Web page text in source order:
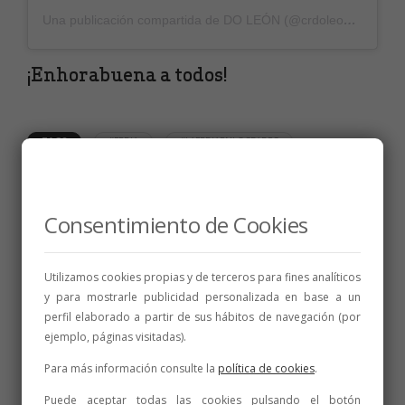
¡Enhorabuena a todos!
TAGS #FERIA
#LAFERIAENLOSBARES
NOTICIAS,
Una medalla de oro y cinco de plata para los
Vindouro de 2020
Consentimiento de Cookies
Utilizamos cookies propias y de terceros para fines analíticos
y para mostrarle publicidad personalizada en base a un
perfil elaborado a partir de sus hábitos de navegación (por
ejemplo, páginas visitadas).
Para más información consulte la política de cookies.
Puede aceptar todas las cookies pulsando el botón